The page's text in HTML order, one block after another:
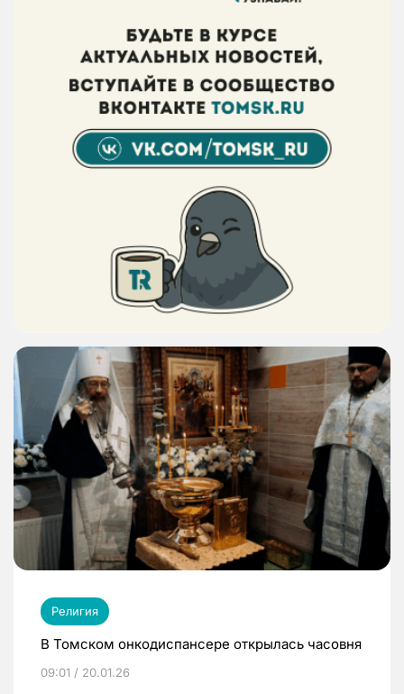
Религия
В Томском онкодиспансере открылась часовня
09:01 / 20.01.26